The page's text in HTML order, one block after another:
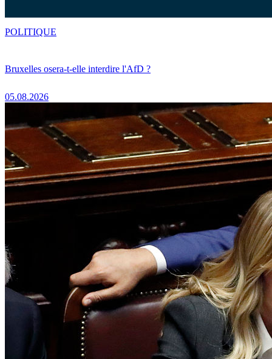
Bruxelles osera-t-elle interdire l'AfD ?
05.08.2026
POLITIQUE